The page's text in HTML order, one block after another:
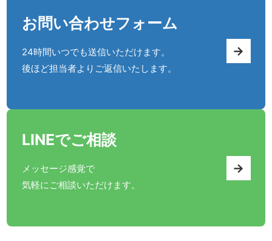
お問い合わせフォーム
24時間いつでも送信いただけます。
後ほど担当者よりご返信いたします。
→
LINEでご相談
メッセージ感覚で
気軽にご相談いただけます。
→